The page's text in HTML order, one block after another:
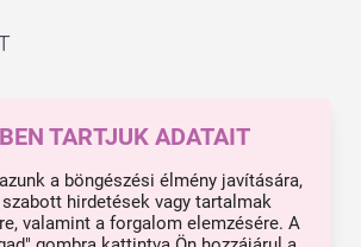
TARTJUK ADATAIT
a böngészési élmény javítására,
hirdetések vagy tartalmak
valamint a forgalom elemzésére. A